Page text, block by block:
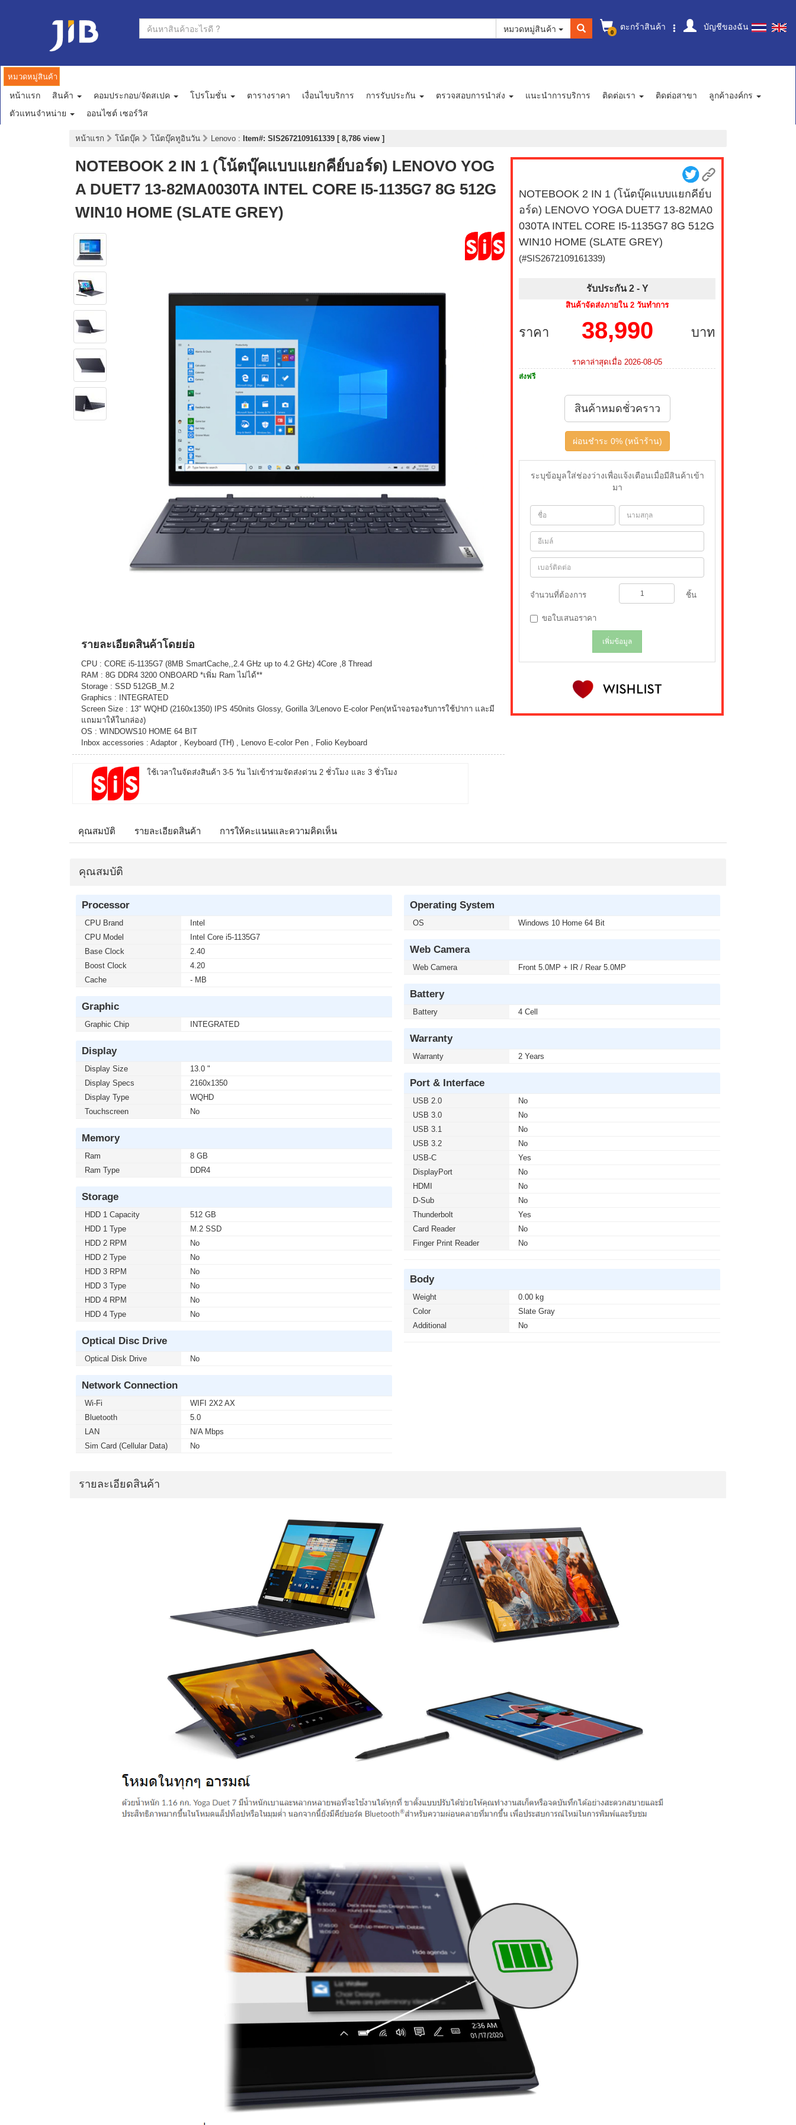
0 ตะกร้าสินค้า บัญชีของฉัน
หมวดหมู่สินค้า
หมวดหมู่สินค้า
หน้าแรก สินค้า คอมประกอบ/จัดสเปค โปรโมชั่น ตารางราคา เงื่อนไขบริการ การรับประกัน ตรวจสอบการนำส่ง แนะนำการบริการ ติดต่อเรา ติดต่อสาขา
ลูกค้าองค์กร
ตัวแทนจำหน่าย
ออนไซต์ เซอร์วิส
หน้าแรก โน้ตบุ๊ค โน้ตบุ๊คทูอินวัน Lenovo : Item#: SIS2672109161339 [ 8,786 view ]
NOTEBOOK 2 IN 1 (โน้ตบุ๊คแบบแยกคีย์บอร์ด) LENOVO YOG
A DUET7 13-82MA0030TA INTEL CORE I5-1135G7 8G 512G
WIN10 HOME (SLATE GREY)
รายละเอียดสินค้าโดยย่อ
CPU : CORE i5-1135G7 (8MB SmartCache,,2.4 GHz up to 4.2 GHz) 4Core ,8 Thread
RAM : 8G DDR4 3200 ONBOARD *เพิ่ม Ram ไม่ได้**
Storage : SSD 512GB_M.2
Graphics : INTEGRATED
Screen Size : 13" WQHD (2160x1350) IPS 450nits Glossy, Gorilla 3/Lenovo E-color Pen(หน้าจอรองรับการใช้ปากา และมี
แถมมาให้ในกล่อง)
OS : WINDOWS10 HOME 64 BIT
Inbox accessories : Adaptor , Keyboard (TH) , Lenovo E-color Pen , Folio Keyboard
ใช้เวลาในจัดส่งสินค้า 3-5 วัน ไม่เข้าร่วมจัดส่งด่วน 2 ชั่วโมง และ 3 ชั่วโมง
NOTEBOOK 2 IN 1 (โน้ตบุ๊คแบบแยกคีย์บ
อร์ด) LENOVO YOGA DUET7 13-82MA0
030TA INTEL CORE I5-1135G7 8G 512G
WIN10 HOME (SLATE GREY)
(#SIS2672109161339)
รับประกัน 2 - Y
สินค้าจัดส่งภายใน 2 วันทำการ
ราคา บาท
38,990
ราคาล่าสุดเมื่อ 2026-08-05
ส่งฟรี
สินค้าหมดชั่วคราว
ผ่อนชำระ 0% (หน้าร้าน)
ระบุข้อมูลใส่ช่องว่างเพื่อแจ้งเตือนเมื่อมีสินค้าเข้า
มา
จำนวนที่ต้องการ ชิ้น
ขอใบเสนอราคา
เพิ่มข้อมูล
คุณสมบัติ รายละเอียดสินค้า การให้คะแนนและความคิดเห็น
คุณสมบัติ
Processor
CPU Brand
Intel
CPU Model
Intel Core i5-1135G7
Base Clock
2.40
Boost Clock
4.20
Cache
- MB
Graphic
Graphic Chip INTEGRATED
Display
Display Size
13.0 "
Display Specs
2160x1350
Display Type
WQHD
Touchscreen
No
Memory
Ram
8 GB
Ram Type
DDR4
Storage
HDD 1 Capacity
512 GB
HDD 1 Type
M.2 SSD
HDD 2 RPM
No
HDD 2 Type
No
HDD 3 RPM
No
HDD 3 Type
No
HDD 4 RPM
No
HDD 4 Type
No
Optical Disc Drive
Optical Disk Drive No
Network Connection
Wi-Fi
WIFI 2X2 AX
Bluetooth
5.0
LAN
N/A Mbps
Sim Card (Cellular Data)
No
Operating System
OS Windows 10 Home 64 Bit
Web Camera
Web Camera Front 5.0MP + IR / Rear 5.0MP
Battery
Battery 4 Cell
Warranty
Warranty 2 Years
Port & Interface
USB 2.0
No
USB 3.0
No
USB 3.1
No
USB 3.2
No
USB-C
Yes
DisplayPort
No
HDMI
No
D-Sub
No
Thunderbolt
Yes
Card Reader
No
Finger Print Reader
No
Body
Weight
0.00 kg
Color
Slate Gray
Additional
No
รายละเอียดสินค้า